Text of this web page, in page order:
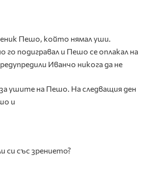
Пешо, който нямал уши.
го подигравал и Пешо се оплакал на
Иванчо никога да не
ушите на Пешо. На следващия ден
и
си със зрението?